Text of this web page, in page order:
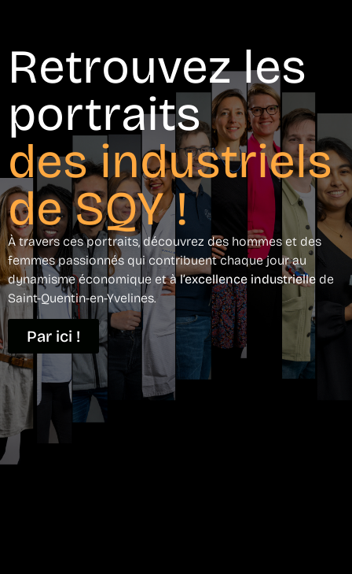
Retrouvez les
portraits
des industriels
de SQY !
À travers ces portraits, découvrez des hommes et des
femmes passionnés qui contribuent chaque jour au
dynamisme économique et àl’excellence industrielle de
Saint-Quentin-en-Yvelines.
Par ici !